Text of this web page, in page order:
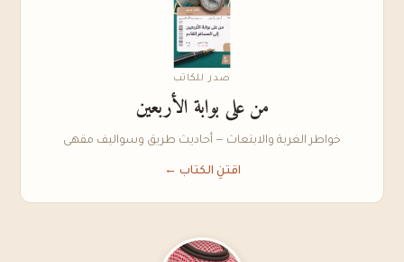
صدر للكاتب
من على بوابة الأربعين
خواطر الغربة والابتعاث — أحاديث طريق وسواليف مقهى
اقتنِ الكتاب ←